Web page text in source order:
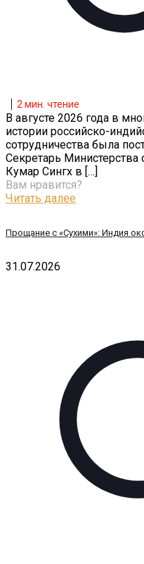
Прощание с «Сухими»: Индия
2 мин. чтение
В августе 2026 года в
истории российско-
сотрудничества была
Секретарь
Кумар Сингх в […]
Вам нравится?
Читать далее
31.07.2026